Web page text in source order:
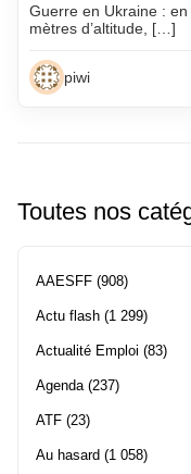
Guerre en Ukraine :
mètres d’altitude, […]
piwi
Toutes nos
AAESFF (908)
Actu flash (1 299)
Actualité Emploi (83)
Agenda (237)
ATF (23)
Au hasard (1 058)